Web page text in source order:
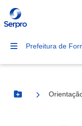
Prefeitura de
Botão Menu